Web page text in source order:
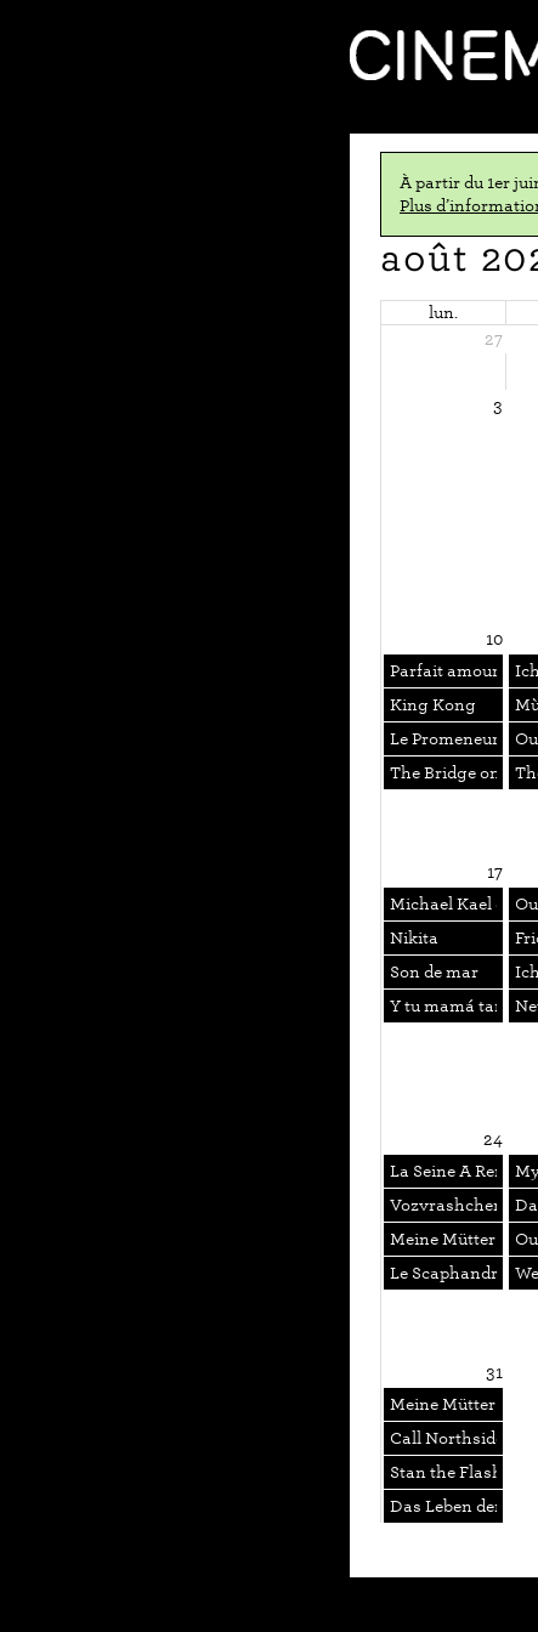
À partir du 1er
Plus
août
lun.
27
3
10
Parfait amour !
King Kong
Le Promeneur du
The Bridge on the
17
Michael Kael
Nikita
Son de mar
Y tu mamá
24
La Seine A
Vozvrashcheniye
Meine Mütter -
Le Scaphandre et
31
Meine Mütter -
Call Northside 777
Stan the Flasher
Das Leben der